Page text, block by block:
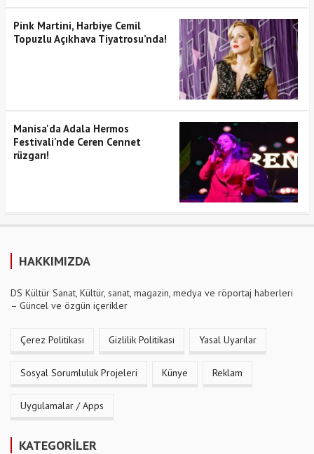
Pink Martini, Harbiye Cemil
Topuzlu Açıkhava Tiyatrosu’nda!
Manisa'da Adala Hermos
Festivali'nde Ceren Cennet
rüzgarı!
HAKKIMIZDA
DS Kültür Sanat, Kültür, sanat, magazin, medya ve röportaj haberleri
– Güncel ve özgün içerikler
Çerez Politikası Gizlilik Politikası Yasal Uyarılar
Sosyal Sorumluluk Projeleri Künye Reklam
Uygulamalar / Apps
KATEGORİLER